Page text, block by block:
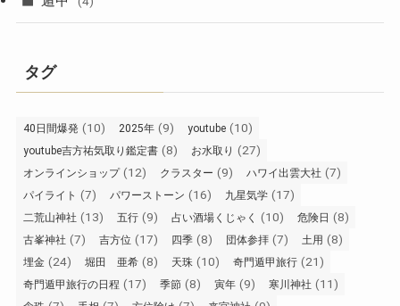
タグ
40日間爆発 (10) 2025年 (9) youtube (10)
youtube吉方祐気取り鑑定書 (8) お水取り (27)
オンラインショップ(12) クラスター (9) ハワイ出雲大社 (7)
パイライト (7) パワーストーン (16) 九星気学 (17)
二荒山神社 (13) 五行 (9) 占い酒場くじゃく (10) 危険日 (8)
古峯神社 (7) 吉方位 (17) 四季 (8) 団体参拝 (7) 土用 (8)
埋金 (24) 堀田 亜希 (8) 天珠 (10) 奇門遁甲旅行 (21)
奇門遁甲旅行の日程 (17) 季節 (8) 寅年 (9) 寒川神社 (11)